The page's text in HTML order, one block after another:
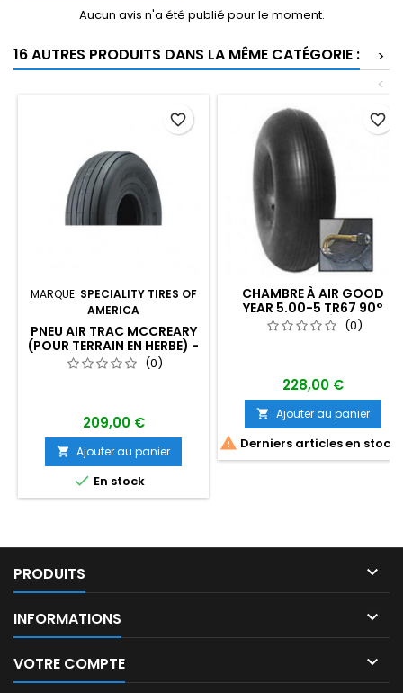
Aucun avis n'a été publié pour le moment.
16 AUTRES PRODUITS DANS LA MÊME CATÉGORIE :
>
<
MARQUE: SPECIALITY TIRES OF
AMERICA
PNEU AIR TRAC MCCREARY
(POUR TERRAIN EN HERBE) -
TAILLE PNEU : 6.00-6 8PLY
(0)
209,00 €
 Ajouter au panier
 En stock
favorite_border
CHAMBRE À AIR GOOD
YEAR 5.00-5 TR67 90°
(COUDÉE) (0)
228,00 €
 Ajouter au panier
 Derniers articles en stock
favorite_border
PRODUITS 
INFORMATIONS 
VOTRE COMPTE 